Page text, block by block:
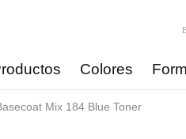
Colores
Mix 184 Blue Toner